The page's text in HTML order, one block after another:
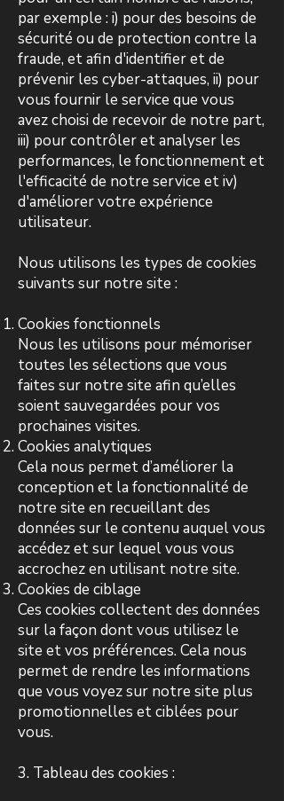
par exemple : i) pour des besoins de
sécurité ou de protection contre la
fraude, et afin d'identifier et de
prévenir les cyber-attaques, ii) pour
vous fournir le service que vous
avez choisi de recevoir de notre part,
iii) pour contrôler et analyser les
performances, le fonctionnement et
l'efficacité de notre service et iv)
d'améliorer votre expérience
utilisateur.
Nous utilisons les types de cookies
suivants sur notre site :
Cookies fonctionnels
Nous les utilisons pour mémoriser
toutes les sélections que vous
faites sur notre site afin qu’elles
soient sauvegardées pour vos
prochaines visites.
Cookies analytiques
Cela nous permet d’améliorer la
conception et la fonctionnalité de
notre site en recueillant des
données sur le contenu auquel vous
accédez et sur lequel vous vous
accrochez en utilisant notre site.
Cookies de ciblage
Ces cookies collectent des données
sur la façon dont vous utilisez le
site et vos préférences. Cela nous
permet de rendre les informations
que vous voyez sur notre site plus
promotionnelles et ciblées pour
vous.
3. Tableau des cookies :